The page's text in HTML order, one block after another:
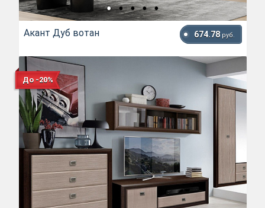
Акант Дуб вотан 674.78 руб.
До -20%